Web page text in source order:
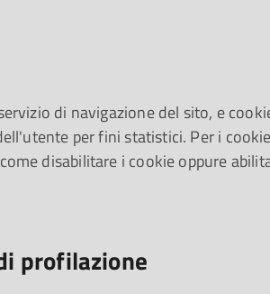
per
internazionale di
CONDIVIDI
di navigazione del sito, e
per fini statistici. Per i
disabilitare i cookie oppure
profilazione